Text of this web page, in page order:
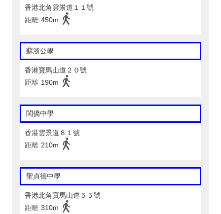
香港北角雲景道１１號
距離 450m
蘇浙公學
香港寶馬山道２０號
距離 190m
閩僑中學
香港雲景道８１號
距離 210m
聖貞德中學
香港北角寶馬山道５５號
距離 310m